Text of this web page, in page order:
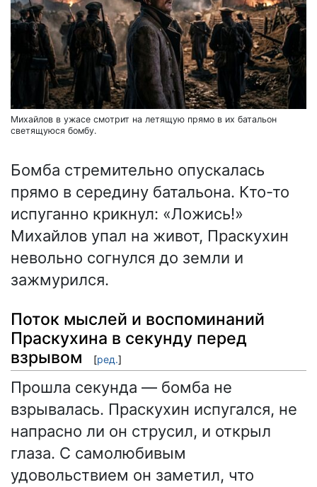
Михайлов в ужасе смотрит на летящую прямо в их батальон
светящуюся бомбу.
Бомба стремительно опускалась
прямо в середину батальона. Кто-то
испуганно крикнул: «Ложись!»
Михайлов упал на живот, Праскухин
невольно согнулся до земли и
зажмурился.
Поток мыслей и воспоминаний
Праскухина в секунду перед
взрывом
[ред.]
Прошла секунда — бомба не
взрывалась. Праскухин испугался, не
напрасно ли он струсил, и открыл
глаза. С самолюбивым
удовольствием он заметил, что